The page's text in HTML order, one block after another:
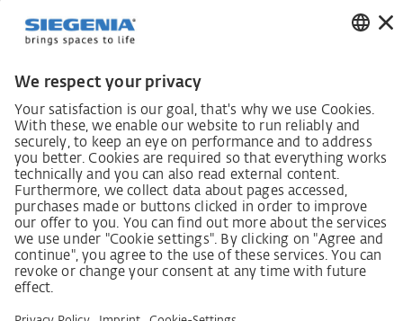
постачання (LkSG)
людини
Процедура подання та розгляду скарг відповідно
до Закону про належну обачність у ланцюгах
постачання
Довідкові дані AGB
Політика конфіденційності
Заява щодо доступності